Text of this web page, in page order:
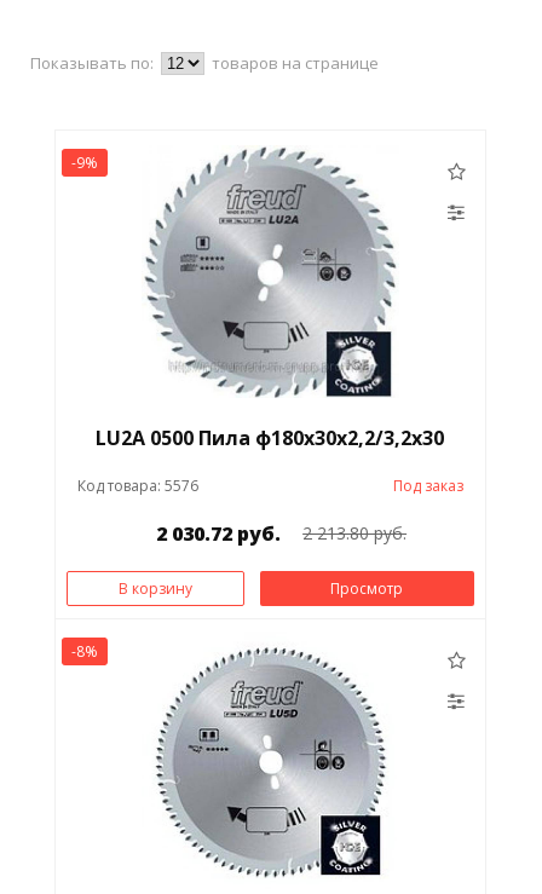
Показывать по: товаров на странице
-9%
LU2A 0500 Пила ф180х30х2,2/3,2х30
Код товара: 5576 Под заказ
2 030.72 руб. 2 213.80 руб.
В корзину Просмотр
-8%